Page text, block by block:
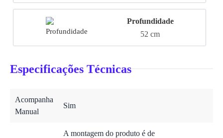
Profundidade
52 cm
Especificações Técnicas
Acompanha
Manual
Sim
A montagem do produto é de